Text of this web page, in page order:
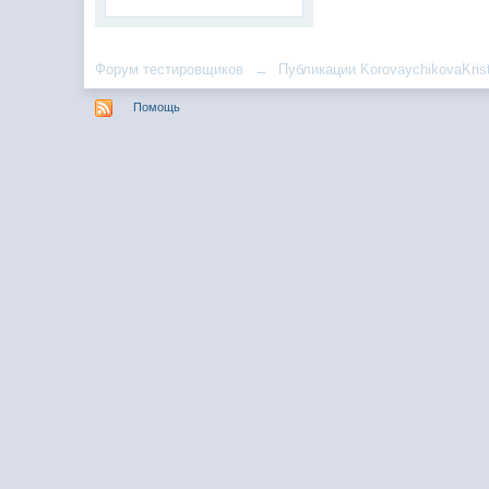
Форум тестировщиков → Публикации
Помощь